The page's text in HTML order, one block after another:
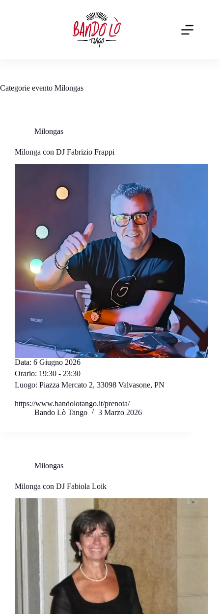
Categorie evento Milongas
Milongas
Milonga con DJ Fabrizio Frappi
Data: 6 Giugno 2026
Orario: 19:30 - 23:30
Luogo: Piazza Mercato 2, 33098 Valvasone, PN
https://www.bandolotango.it/prenota/
Bando Lò Tango
3 Marzo 2026
Milongas
Milonga con DJ Fabiola Loik